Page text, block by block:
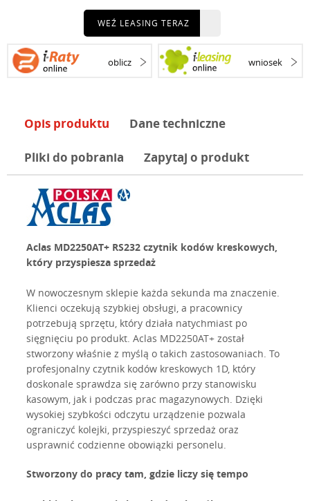
WEŹ LEASING TERAZ
oblicz wniosek
Opis produktu Dane techniczne
Pliki do pobrania Zapytaj o produkt
Aclas MD2250AT+ RS232 czytnik kodów kreskowych,
który przyspiesza sprzedaż
W nowoczesnym sklepie każda sekunda ma znaczenie.
Klienci oczekują szybkiej obsługi, a pracownicy
potrzebują sprzętu, który działa natychmiast po
sięgnięciu po produkt. Aclas MD2250AT+ został
stworzony właśnie z myślą o takich zastosowaniach. To
profesjonalny czytnik kodów kreskowych 1D, który
doskonale sprawdza się zarówno przy stanowisku
kasowym, jak i podczas prac magazynowych. Dzięki
wysokiej szybkości odczytu urządzenie pozwala
ograniczyć kolejki, przyspieszyć sprzedaż oraz
usprawnić codzienne obowiązki personelu.
Stworzony do pracy tam, gdzie liczy się tempo